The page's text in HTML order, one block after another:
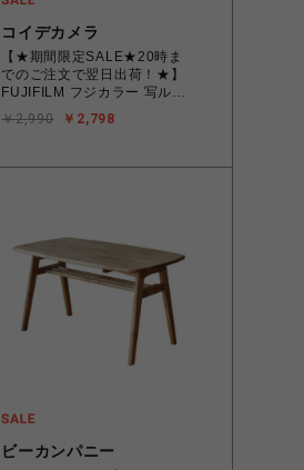
コイデカメラ
【★期間限定SALE★20時ま
でのご注文で翌日出荷！★】
FUJIFILM フジカラー 写ルン
り レンズ付きフィルム
￥2,798
￥2,990
ビーカンパニー